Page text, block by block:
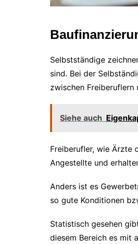
Selbstständige
sind. Bei der
zwischen Freiberuflern
Siehe auch
Freiberufler, wie Ärzte
Angestellte und
Anders ist es
so gute Konditionen
Statistisch gesehen
diesem Bereich es mit